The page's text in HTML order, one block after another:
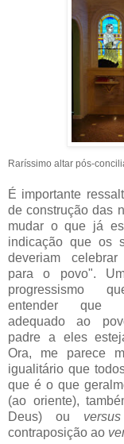
Raríssimo altar pós-
É importante
de construção das
mudar o que já
indicação que os
deveriam celebrar
para o povo".
progressismo
entender que
adequado ao
padre a eles
Ora, me parece
igualitário que
que é o que
(ao oriente),
Deus) ou
contraposição ao